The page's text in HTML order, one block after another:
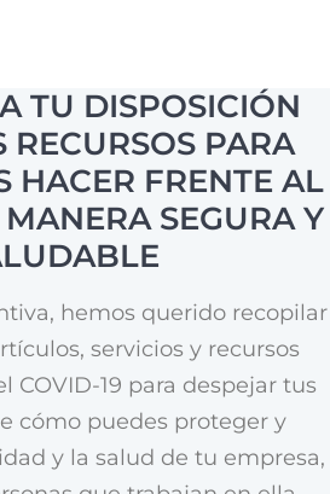
TU DISPOSICIÓN
RECURSOS PARA
HACER FRENTE AL
SEGURA Y
hemos querido recopilar
servicios y recursos
COVID-19 para despejar tus
cómo puedes proteger y
y la salud de tu empresa,